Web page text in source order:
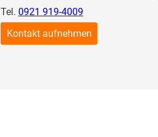
Tel. 0921 919-4009
Kontakt aufnehmen